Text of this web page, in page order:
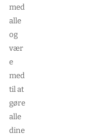
med
alle
og
vær
e
med
til at
gøre
alle
dine